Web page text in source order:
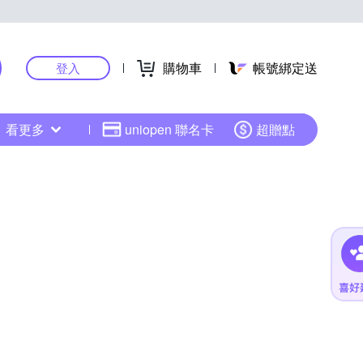
登入 購物車 帳號綁定送
看更多 uniopen 聯名卡 超贈點